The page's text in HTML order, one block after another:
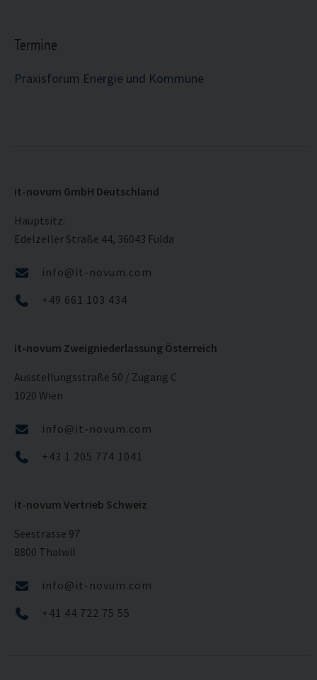
Termine
Praxisforum Energie und Kommune
it-novum GmbH Deutschland
Hauptsitz:
Edelzeller Straße 44, 36043 Fulda
info@it-novum.com
+49 661 103 434
it-novum Zweigniederlassung Österreich
Ausstellungsstraße 50 / Zugang C
1020 Wien
info@it-novum.com
+43 1 205 774 1041
it-novum Vertrieb Schweiz
Seestrasse 97
8800 Thalwil
info@it-novum.com
+41 44 722 75 55